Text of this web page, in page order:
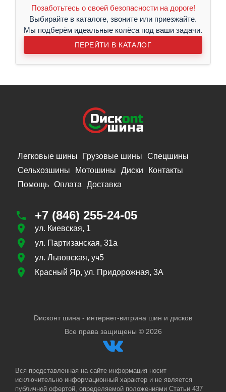
Позаботьтесь о своей безопасности на дороге!
Выбирайте в каталоге, звоните или приезжайте.
Мы подберём идеальные колёса под ваши задачи.
ПЕРЕЙТИ В КАТАЛОГ
Легковые шины Грузовые шины
Спецшины
Сельхозшины
Мотошины Диски
Контакты
Помощь Оплата Доставка
+7 (846) 255-24-05
ул. Киевская, 1
ул. Партизанская, 31а
ул. Львовская, уч5
Красный Яр, ул. Придорожная, 3А
Dисконт шина - интернет-витрина шин и дисков
Все права защищены © 2026
Вся представленная на сайте информация носит
исключительно информационный характер и не является
публичной офертой, определяемой положениями Статьи 437